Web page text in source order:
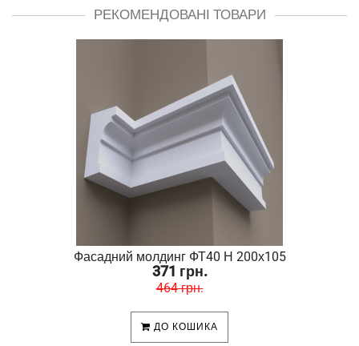
РЕКОМЕНДОВАНІ ТОВАРИ
Фасадний молдинг ФТ40 Н 200х105
371 грн.
464 грн.
ДО КОШИКА